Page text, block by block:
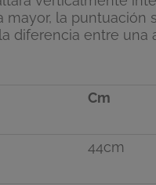
mayor, la puntuación
diferencia entre una
Cm
44cm